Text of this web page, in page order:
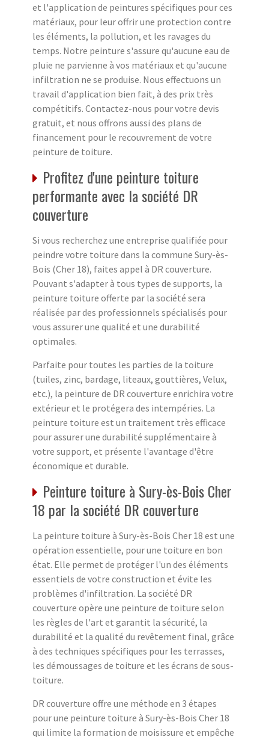
et l'application de peintures spécifiques pour ces
matériaux, pour leur offrir une protection contre
les éléments, la pollution, et les ravages du
temps. Notre peinture s'assure qu'aucune eau de
pluie ne parvienne à vos matériaux et qu'aucune
infiltration ne se produise. Nous effectuons un
travail d'application bien fait, à des prix très
compétitifs. Contactez-nous pour votre devis
gratuit, et nous offrons aussi des plans de
financement pour le recouvrement de votre
peinture de toiture.
Profitez d'une peinture toiture
performante avec la société DR
couverture
Si vous recherchez une entreprise qualifiée pour
peindre votre toiture dans la commune Sury-ès-
Bois (Cher 18), faites appel à DR couverture.
Pouvant s'adapter à tous types de supports, la
peinture toiture offerte par la société sera
réalisée par des professionnels spécialisés pour
vous assurer une qualité et une durabilité
optimales.
Parfaite pour toutes les parties de la toiture
(tuiles, zinc, bardage, liteaux, gouttières, Velux,
etc.), la peinture de DR couverture enrichira votre
extérieur et le protégera des intempéries. La
peinture toiture est un traitement très efficace
pour assurer une durabilité supplémentaire à
votre support, et présente l'avantage d'être
économique et durable.
Peinture toiture à Sury-ès-Bois Cher
18 par la société DR couverture
La peinture toiture à Sury-ès-Bois Cher 18 est une
opération essentielle, pour une toiture en bon
état. Elle permet de protéger l'un des éléments
essentiels de votre construction et évite les
problèmes d'infiltration. La société DR
couverture opère une peinture de toiture selon
les règles de l'art et garantit la sécurité, la
durabilité et la qualité du revêtement final, grâce
à des techniques spécifiques pour les terrasses,
les démoussages de toiture et les écrans de sous-
toiture.
DR couverture offre une méthode en 3 étapes
pour une peinture toiture à Sury-ès-Bois Cher 18
qui limite la formation de moisissure et empêche